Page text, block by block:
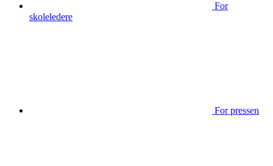
For
skoleledere
For pressen